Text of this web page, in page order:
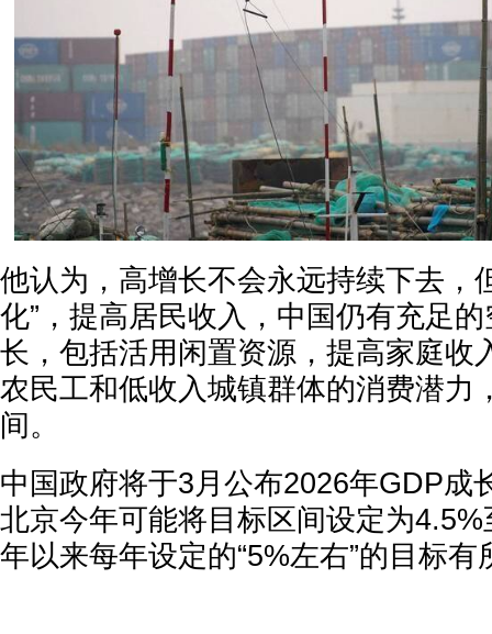
他认为，高增长不会永远持续下去，
化”，提高居民收入，中国仍有充足
长，包括活用闲置资源，提高家庭收
农民工和低收入城镇群体的消费潜力
间。
中国政府将于3月公布2026年GDP成
北京今年可能将目标区间设定为
年以来每年设定的“5%左右”的目标有